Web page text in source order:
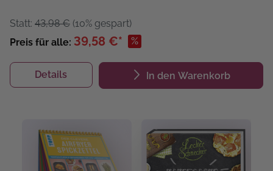
Statt: 43,98 € (10% gespart)
Preis für alle: 39,58 €* %
Details In den Warenkorb